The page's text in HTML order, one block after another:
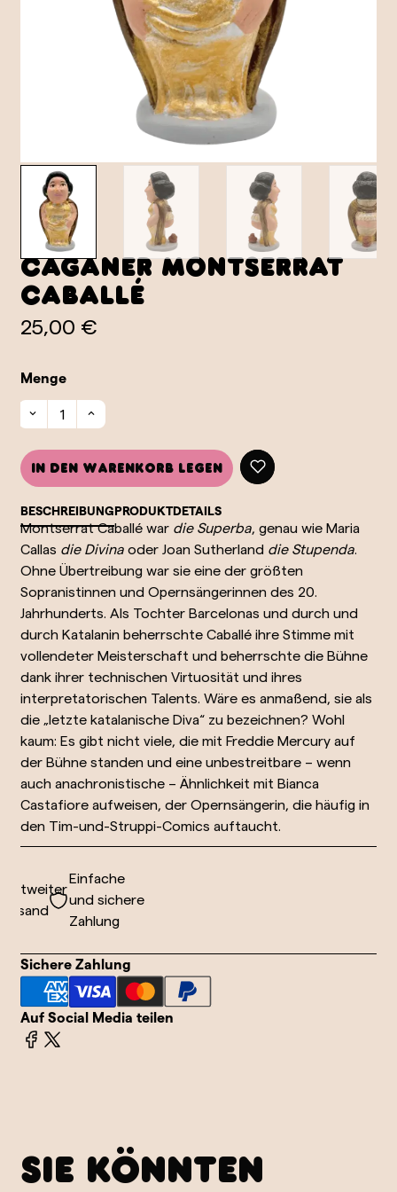
Caganer Montserrat
Caballé
25,00 €
Menge
In den Warenkorb legen
BESCHREIBUNGPRODUKTDETAILS
Montserrat Caballé war die Superba, genau wie Maria
Callas die Divina oder Joan Sutherland die Stupenda.
Ohne Übertreibung war sie eine der größten
Sopranistinnen und Opernsängerinnen des 20.
Jahrhunderts. Als Tochter Barcelonas und durch und
durch Katalanin beherrschte Caballé ihre Stimme mit
vollendeter Meisterschaft und beherrschte die Bühne
dank ihrer technischen Virtuosität und ihres
interpretatorischen Talents. Wäre es anmaßend, sie als
die „letzte katalanische Diva“ zu bezeichnen? Wohl
kaum: Es gibt nicht viele, die mit Freddie Mercury auf
der Bühne standen und eine unbestreitbare – wenn
auch anachronistische – Ähnlichkeit mit Bianca
Castafiore aufweisen, der Opernsängerin, die häufig in
den Tim-und-Struppi-Comics auftaucht.
Einfache
und sichere
Zahlung
Sichere Zahlung
Auf Social Media teilen
SIE KÖNNTEN